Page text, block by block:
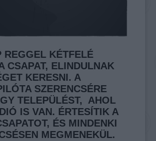
REGGEL KÉTFELÉ
CSAPAT, ELINDULNAK
KERESNI. A
SZERENCSÉRE
TELEPÜLÉST, AHOL
IS VAN. ÉRTESÍTIK A
ÉS MINDENKI
MEGMENEKÜL.